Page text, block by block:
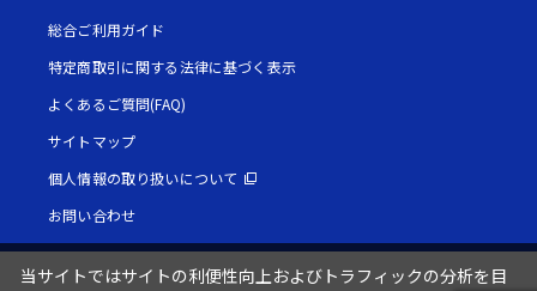
総合ご利用ガイド
特定商取引に関する法律に基づく表示
よくあるご質問(FAQ)
サイトマップ
個人情報の取り扱いについて
お問い合わせ
当サイトではサイトの利便性向上およびトラフィックの分析を目